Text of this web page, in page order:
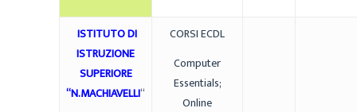
ISTITUTO DI
ISTRUZIONE
SUPERIORE
“N.MACHIAVELLI“
CORSI ECDL
Computer
Essentials;
Online